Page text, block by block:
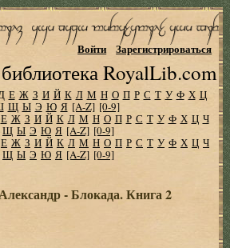
RoyalLib.com
Войти Зарегистрироваться
Е Ж З И Й К Л М Н О П Р С Т У Ф Х Ц
Щ Ы Э Ю Я [A-Z] [0-9]
Е Ж З И Й К Л М Н О П Р С Т У Ф Х Ц Ч
Щ Ы Э Ю Я [A-Z] [0-9]
Е Ж З И Й К Л М Н О П Р С Т У Ф Х Ц Ч
Щ Ы Э Ю Я [A-Z] [0-9]
- Блокада. Книга 2